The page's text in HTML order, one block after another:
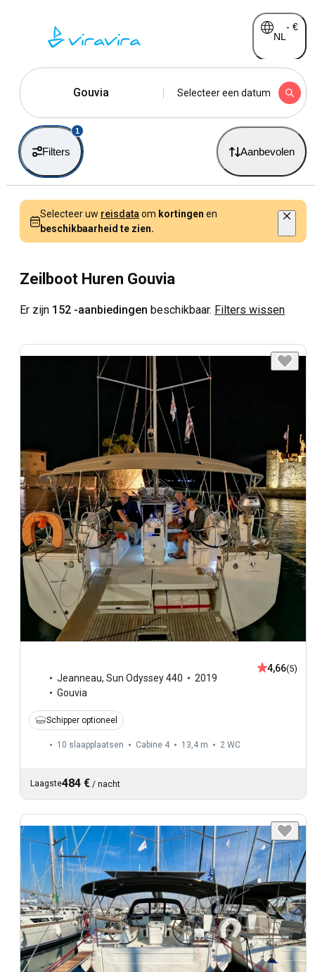
NL
- €
Gouvia Selecteer een datum
Filters
1
Aanbevolen
Selecteer uw reisdata om kortingen en
beschikbaarheid te zien.
Zeilboot Huren Gouvia
Er zijn 152 -aanbiedingen beschikbaar. Filters wissen
Jeanneau, Sun Odyssey 440
2019
Gouvia
4,66(5)
Schipper optioneel
10 slaapplaatsen Cabine 4 13,4 m 2 WC
Laagste484 € / nacht